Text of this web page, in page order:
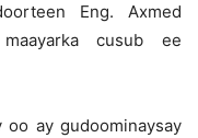
Eng. Axmed
cusub ee
oo ay gudoominaysay